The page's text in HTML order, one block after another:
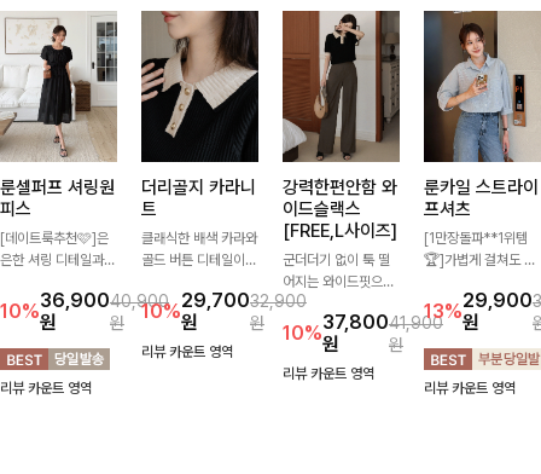
룬셀퍼프 셔링원
피스
[데이트룩추천🩷]은
은한 셔링 디테일과
사랑스러운 무드를 완
성해주는 원피스🤍
허리 스모크 밴딩이
슬림한 실루엣을 연출
해주며, 자연스럽게
10%36,900
원
40,900
원
리뷰 카운트 영역
더리골지 카라니
트
클래식한 배색 카라와
골드 버튼 디테일이
주는 니트입니다. 세
로 골지 짜임이 슬림
한 실루엣을 연출해
10%29,700
원
32,900
원
리뷰 카운트 영역
강력한편안함 와
이드슬랙스
[FREE,L사이즈]
군더더기 없이 툭 떨
어지는 와이드핏으로
세련된 실루엣을 완성
해주는 슬랙스입니다.
깔끔한 디자인과 롱한
기장감으로 다리가 길
10%37,800
원
41,900
원
리뷰 카운트 영역
룬카일 스트라이
프셔츠
[1만장돌파**1위템
🏆]가볍게 걸쳐도 살
감, 여름에 딱 맞는 코
튼 셔츠❤️ 여유 있는
핏과 스트라이프 패
턴, 자연스러운 실루
엣으로 데일리 코디에
13%29,900
원
리뷰 카운트 영역